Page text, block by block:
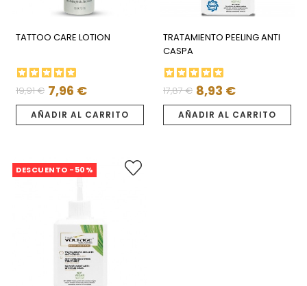
TATTOO CARE LOTION
Precio
regular
19,91 €
Precio 7,96 €
AÑADIR AL CARRITO
TRATAMIENTO PEELING ANTI
CASPA
Precio
regular
17,87 €
Precio 8,93 €
AÑADIR AL CARRITO
DESCUENTO -50%